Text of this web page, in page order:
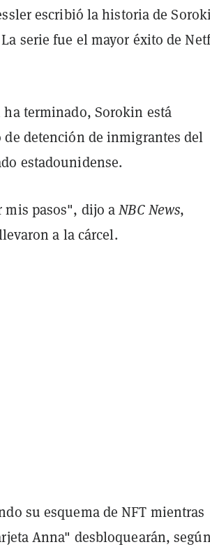
escribió la historia de
serie fue el mayor éxito de
terminado, Sorokin está
detención de inmigrantes del
estadounidense.
mis pasos", dijo aNBC News,
a la cárcel.
su esquema de NFT mientras
Anna" desbloquearán,